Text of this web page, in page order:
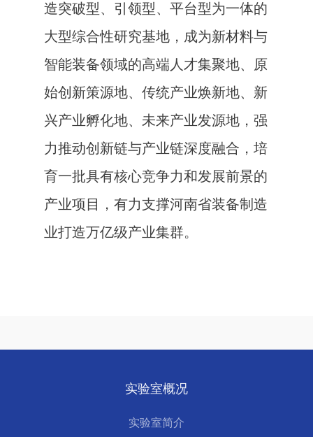
造突破型、引领型、平台型为一体的
大型综合性研究基地，成为新材料与
智能装备领域的高端人才集聚地、原
始创新策源地、传统产业焕新地、新
兴产业孵化地、未来产业发源地，强
力推动创新链与产业链深度融合，培
育一批具有核心竞争力和发展前景的
产业项目，有力支撑河南省装备制造
业打造万亿级产业集群。
实验室概况
实验室简介